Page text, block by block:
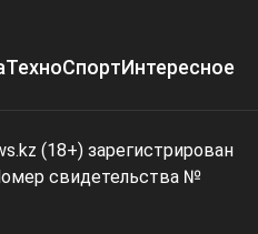
ТехноСпортИнтересное
(18+) зарегистрирован
свидетельства №